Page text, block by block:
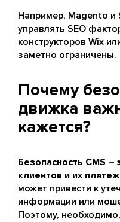
Например, Magento и
управлять SEO
конструкторов Wix
заметно ограничены.
Почему
движка
кажется?
Безопасность CMS
клиентов и их
может привести к
информации или
Поэтому,